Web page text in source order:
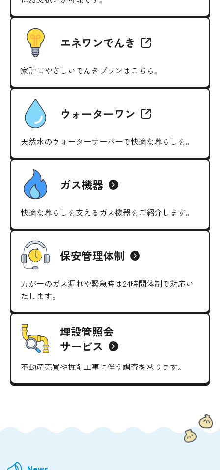
エネワンでんき
家計にやさしいでんきプランはこちら。
ウォーターワン
天然水のウォーターサーバーで快適な暮らしを。
ガス機器
快適な暮らしを支えるガス機器をご紹介します。
保安管理体制
万が一のガス漏れや緊急時は24時間体制で対応い
たします。
埋設管照会
サービス
不動産売買や掘削工事に伴う調査を承ります。